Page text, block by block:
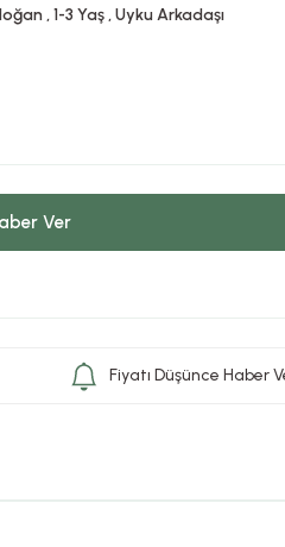
,1-3 Yaş,Uyku Arkadaşı
Ver
Fiyatı Düşünce Haber